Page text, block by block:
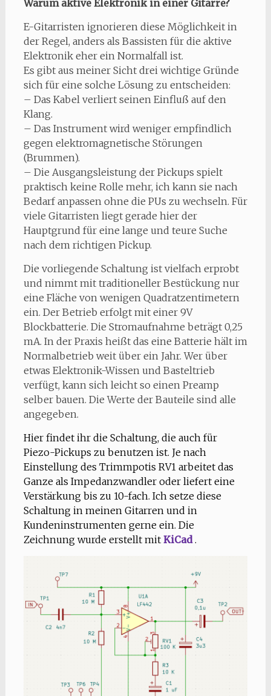
Warum aktive Elektronik in einer Gitarre?
E-Gitarristen ignorieren diese Möglichkeit in
der Regel, anders als Bassisten für die aktive
Elektronik eher ein Normalfall ist.
Es gibt aus meiner Sicht drei wichtige Gründe
sich für eine solche Lösung zu entscheiden:
– Das Kabel verliert seinen Einfluß auf den
Klang.
– Das Instrument wird weniger empfindlich
gegen elektromagnetische Störungen
(Brummen).
– Die Ausgangsleistung der Pickups spielt
praktisch keine Rolle mehr, ich kann sie nach
Bedarf anpassen ohne die PUs zu wechseln. Für
viele Gitarristen liegt gerade hier der
Hauptgrund für eine lange und teure Suche
nach dem richtigen Pickup.
Die vorliegende Schaltung ist vielfach erprobt
und nimmt mit traditioneller Bestückung nur
eine Fläche von wenigen Quadratzentimetern
ein. Der Betrieb erfolgt mit einer 9V
Blockbatterie. Die Stromaufnahme beträgt 0,25
mA. In der Praxis heißt das eine Batterie hält im
Normalbetrieb weit über ein Jahr. Wer über
etwas Elektronik-Wissen und Basteltrieb
verfügt, kann sich leicht so einen Preamp
selber bauen. Die Werte der Bauteile sind alle
angegeben.
Hier findet ihr die Schaltung, die auch für
Piezo-Pickups zu benutzen ist. Je nach
Einstellung des Trimmpotis RV1 arbeitet das
Ganze als Impedanzwandler oder liefert eine
Verstärkung bis zu 10-fach. Ich setze diese
Schaltung in meinen Gitarren und in
Kundeninstrumenten gerne ein. Die
Zeichnung wurde erstellt mit KiCad.